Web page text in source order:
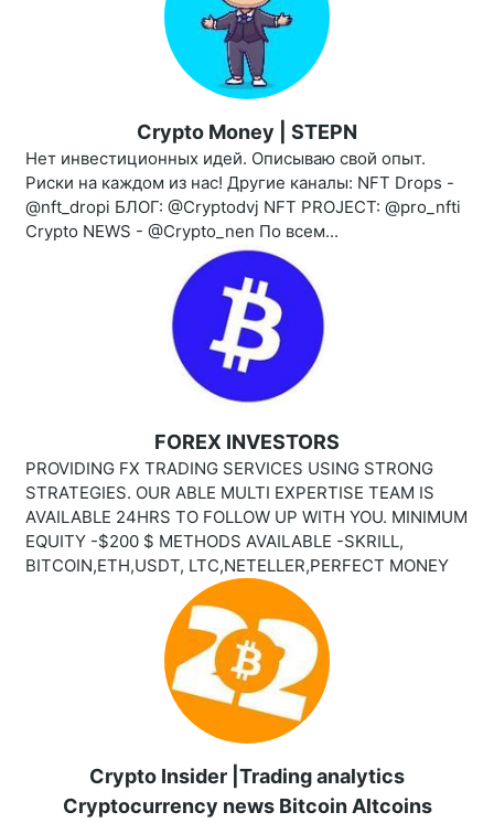
Crypto Money | STEPN
Нет инвестиционных идей. Описываю свой опыт.
Риски на каждом из нас! Другие каналы: NFT Drops -
@nft_dropi БЛОГ: @Cryptodvj NFT PROJECT: @pro_nfti
Crypto NEWS - @Crypto_nen По всем...
FOREX INVESTORS
PROVIDING FX TRADING SERVICES USING STRONG
STRATEGIES. OUR ABLE MULTI EXPERTISE TEAM IS
AVAILABLE 24HRS TO FOLLOW UP WITH YOU. MINIMUM
EQUITY -$200 $ METHODS AVAILABLE -SKRILL,
BITCOIN,ETH,USDT, LTC,NETELLER,PERFECT MONEY
Crypto Insider |Trading analytics
Cryptocurrency news Bitcoin Altcoins